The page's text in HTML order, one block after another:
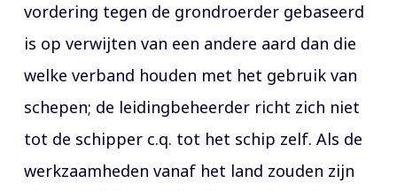
vordering tegen de grondroerder gebaseerd
is op verwijten van een andere aard dan die
welke verband houden met het gebruik van
schepen; de leidingbeheerder richt zich niet
tot de schipper c.q. tot het schip zelf. Als de
werkzaamheden vanaf het land zouden zijn